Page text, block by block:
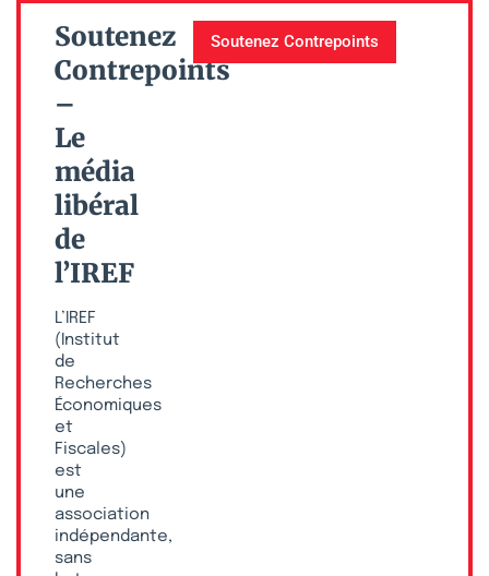
Soutenez
Contrepoints
–
Le
média
libéral
de
l’IREF
L’IREF
(Institut
de
Recherches
Économiques
et
Fiscales)
est
une
association
indépendante,
sans
Soutenez Contrepoints